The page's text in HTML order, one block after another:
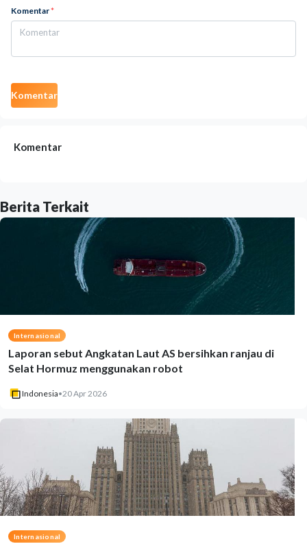
Komentar*
Komentar
Komentar
Berita Terkait
Internasional
Laporan sebut Angkatan Laut AS bersihkan ranjau di
Selat Hormuz menggunakan robot
Indonesia•20 Apr 2026
Internasional